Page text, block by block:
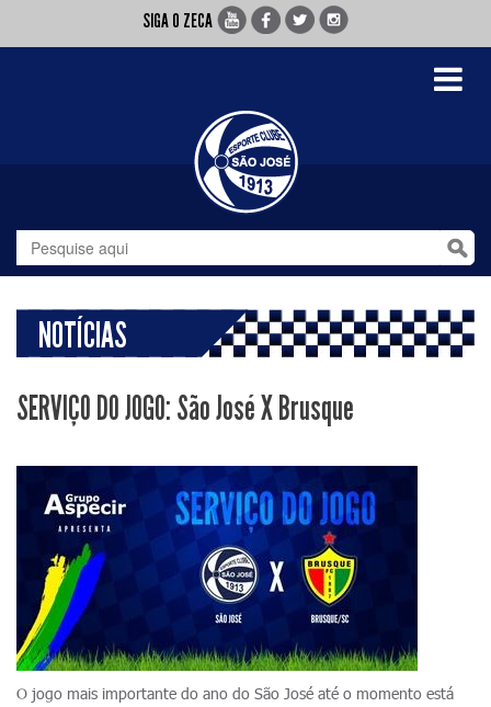
SIGA O ZECA
Toggle
NOTÍCIAS
SERVIÇO DO JOGO: São José X Brusque
O jogo mais importante do ano do São José até o momento está